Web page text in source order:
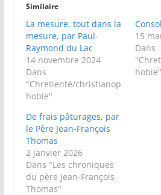
Similaire
La mesure, tout dans la
mesure, par Paul-
Raymond du Lac
14 novembre 2024
Dans
"Chretienté/christianop
hobie"
15
Dans
hobie"
De frais pâturages, par
le Père Jean-François
Thomas
2 janvier 2026
Dans "Les chroniques
du père Jean-François
Thomas"